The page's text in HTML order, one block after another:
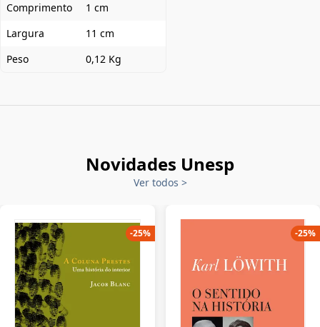
Comprimento
1 cm
Largura
11 cm
Peso
0,12 Kg
Novidades Unesp
Ver todos >
-25% -25%